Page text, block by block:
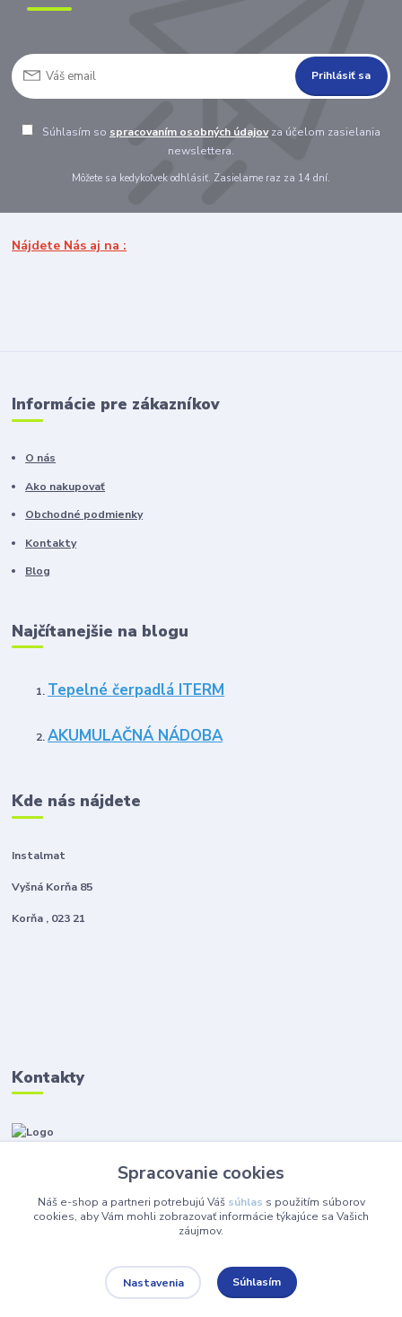
Prihlásiť sa
Súhlasím so spracovaním osobných údajovza účelom zasielania
newslettera.
Môžete sa kedykoľvek odhlásiť. Zasielame raz za 14 dní.
Nájdete Nás aj na :
Informácie pre zákazníkov
O nás
Ako nakupovať
Obchodné podmienky
Kontakty
Blog
Najčítanejšie na blogu
Tepelné čerpadlá ITERM
AKUMULAČNÁ NÁDOBA
Kde nás nájdete
Instalmat
Vyšná Korňa 85
Korňa , 023 21
Kontakty
eshop@instalmat.sk
Spracovanie cookies
Náš e-shop a partneri potrebujú Váš súhlas s použitím súborov
cookies, aby Vám mohli zobrazovať informácie týkajúce sa Vašich
záujmov.
Nastavenia Súhlasím